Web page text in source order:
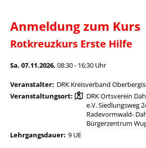
Anmeldung zum Kurs
Rotkreuzkurs Erste Hilfe
Sa. 07.11.2026, 08:30 - 16:30 Uhr
Veranstalter: DRK Kreisverband
Veranstaltungsort:
DRK Ortsverein
e.V. Siedlungsweg
Radevormwald-
Bürgerzentrum
Lehrgangsdauer: 9 UE